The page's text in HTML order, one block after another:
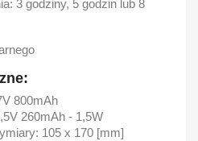
3 godziny, 5 godzin lub 8
800mAh
260mAh - 1,5W
105 x 170 [mm]